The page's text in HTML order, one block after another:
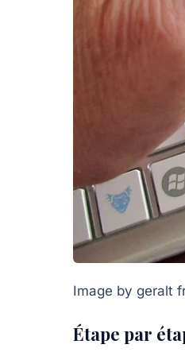
Image by geralt
Étape par